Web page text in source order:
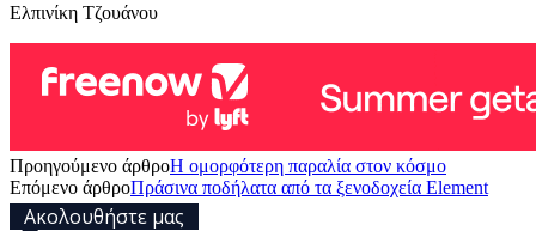
Ελπινίκη Τζουάνου
Προηγούμενο άρθροΗ ομορφότερη παραλία στον κόσμο
Επόμενο άρθροΠράσινα ποδήλατα από τα ξενοδοχεία Element
Ακολουθήστε μας